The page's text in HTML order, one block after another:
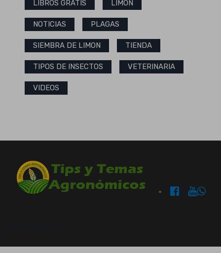
LIBROS GRATIS LIMON
NOTICIAS PLAGAS
SIEMBRA DE LIMON TIENDA
TIPOS DE INSECTOS VETERINARIA
VIDEOS